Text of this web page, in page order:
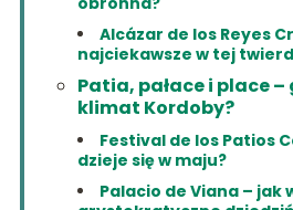
Alcázar de los Reyes
najciekawsze w tej
Patia, pałace i place
klimat Kordoby?
Festival de los Patios
dzieje się w maju?
Palacio de Viana – jak